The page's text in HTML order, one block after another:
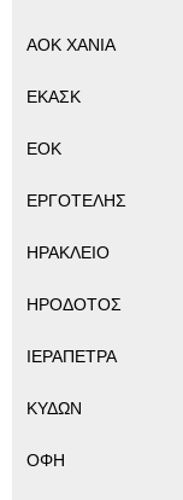
ΑΟΚ ΧΑΝΙΑ
ΕΚΑΣΚ
ΕΟΚ
ΕΡΓΟΤΕΛΗΣ
ΗΡΑΚΛΕΙΟ
ΗΡΟΔΟΤΟΣ
ΙΕΡΑΠΕΤΡΑ
ΚΥΔΩΝ
ΟΦΗ